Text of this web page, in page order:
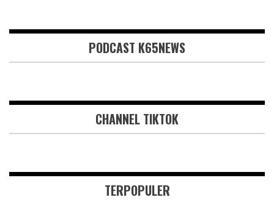
PODCAST K65NEWS
CHANNEL TIKTOK
TERPOPULER